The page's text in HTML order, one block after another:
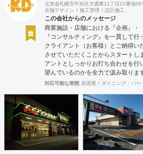
北海道札幌市中央区大通東11丁目22番地56
店舗デザイン
施工管理 設計施工
この会社からのメッセージ
商業施設・店舗における『企画』・
『コンサルティング』を一貫して
クライアント（お客様）とご納得い
させていただくことからスタートし
アントとしっかりお打ち合わせを行
望んでいるのかを全力で汲み取りま
思い描いていることをどのように表
培ってきた当社ならではのノウハウ
対応可能な業態 居酒屋 ダイニング・バー